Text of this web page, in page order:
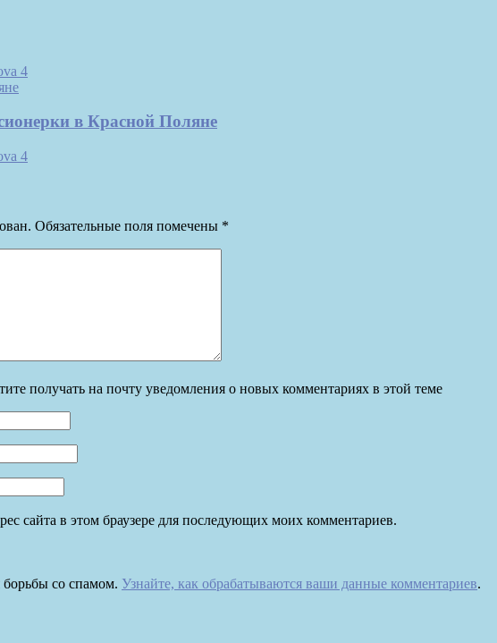
4
в Красной Поляне
4
Обязательные поля помечены *
получать на почту уведомления о новых комментариях в этой теме
сайта в этом браузере для последующих моих комментариев.
борьбы со спамом. Узнайте, как обрабатываются ваши данные комментариев.